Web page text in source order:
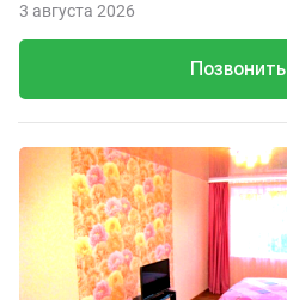
Позвонить
3 августа 2026